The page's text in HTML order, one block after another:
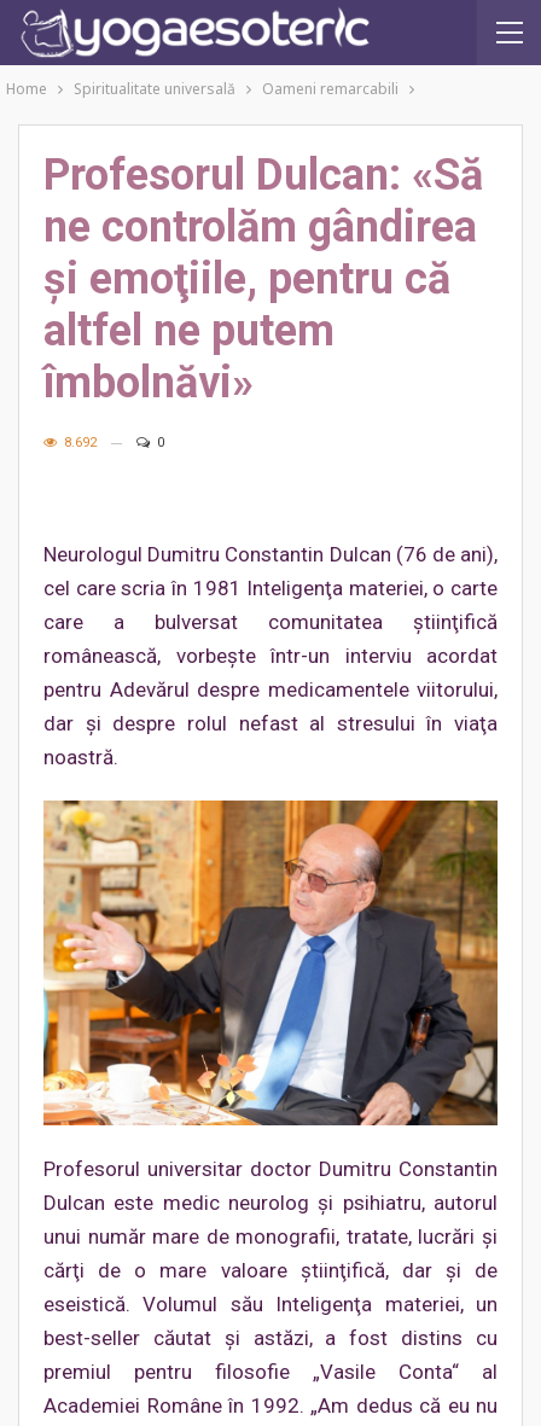
Home Spiritualitate universală Oameni remarcabili
Profesorul Dulcan: «Să
ne controlăm gândirea
şi emoţiile, pentru că
altfel ne putem
îmbolnăvi»
8.692 0
Neurologul Dumitru Constantin Dulcan (76 de ani),
cel care scria în 1981 Inteligenţa materiei, o carte
care a bulversat comunitatea ştiinţifică
românească, vorbeşte într-un interviu acordat
pentru Adevărul despre medicamentele viitorului,
dar şi despre rolul nefast al stresului în viaţa
noastră.
Profesorul universitar doctor Dumitru Constantin
Dulcan este medic neurolog şi psihiatru, autorul
unui număr mare de monografii, tratate, lucrări şi
cărţi de o mare valoare ştiinţifică, dar şi de
eseistică. Volumul său Inteligenţa materiei, un
best-seller căutat şi astăzi, a fost distins cu
premiul pentru filosofie „Vasile Conta“ al
Academiei Române în 1992. „Am dedus că eu nu